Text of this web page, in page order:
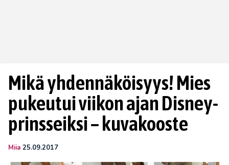
Mikä yhdennäköisyys! Mies
pukeutui viikon ajan Disney-
prinsseiksi – kuvakooste
Miia 25.09.2017